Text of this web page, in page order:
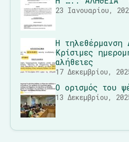
23 Ιανουαρίου,
Η τηλεθέρμανση
Κρίσιμες
αλήθειες
17 Δεκεμβρίου,
Ο ορισμός του
13 Δεκεμβρίου,